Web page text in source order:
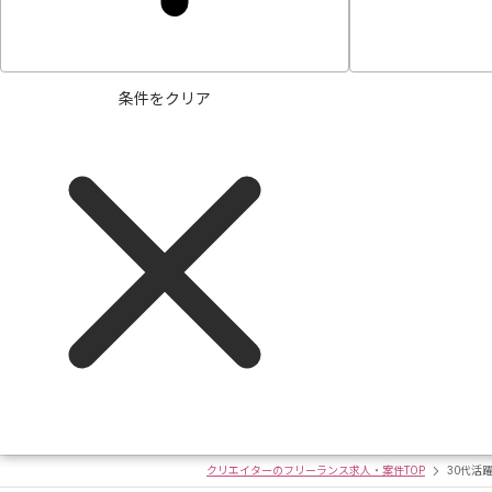
条件をクリア
クリエイターのフリーランス求人・案件TOP 30代活